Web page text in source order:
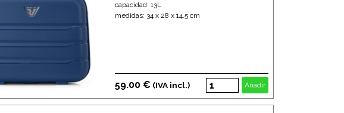
capacidad: 13L
medidas: 34 x 28 x 14.5 cm
59.00 € (IVA incl.) Añadir